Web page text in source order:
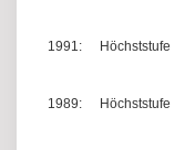
1991: Höchststufe
1989: Höchststufe